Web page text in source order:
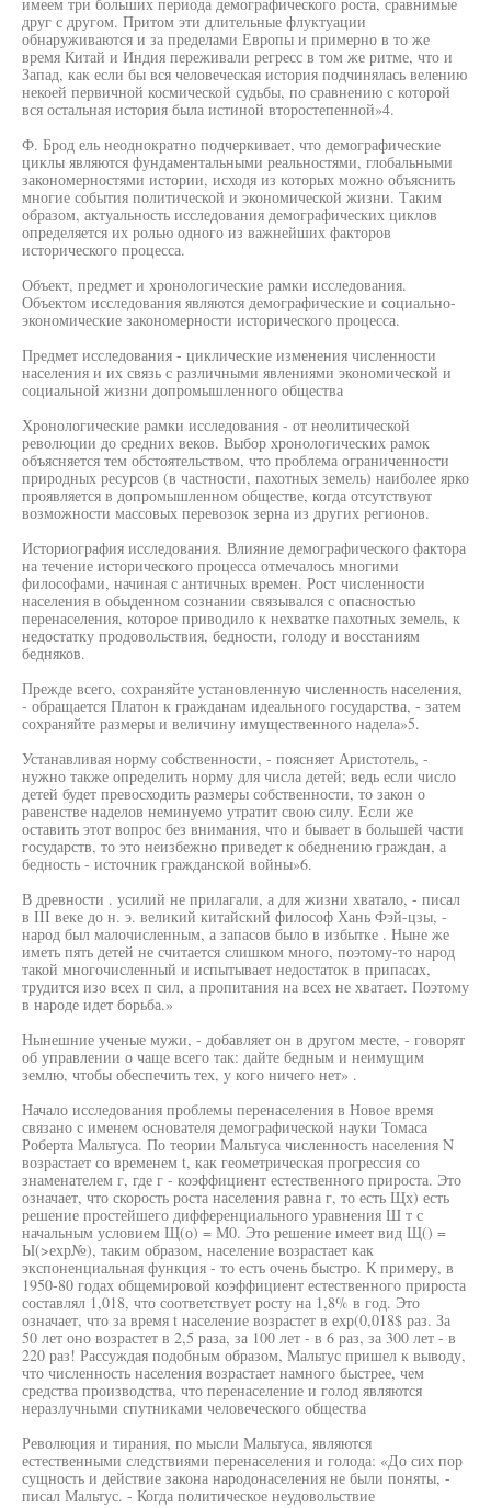
друг с другом. Притом эти длительные флуктуации
обнаруживаются и за пределами Европы и примерно в то же
время Китай и Индия переживали регресс в том же ритме, что и
Запад, как если бы вся человеческая история подчинялась велению
некоей первичной космической судьбы, по сравнению с которой
вся остальная история была истиной второстепенной»4.
Ф. Брод ель неоднократно подчеркивает, что демографические
циклы являются фундаментальными реальностями, глобальными
закономерностями истории, исходя из которых можно объяснить
многие события политической и экономической жизни. Таким
образом, актуальность исследования демографических циклов
определяется их ролью одного из важнейших факторов
исторического процесса.
Объект, предмет и хронологические рамки исследования.
Объектом исследования являются демографические и социально-
экономические закономерности исторического процесса.
Предмет исследования - циклические изменения численности
населения и их связь с различными явлениями экономической и
социальной жизни допромышленного общества
Хронологические рамки исследования - от неолитической
революции до средних веков. Выбор хронологических рамок
объясняется тем обстоятельством, что проблема ограниченности
природных ресурсов (в частности, пахотных земель) наиболее ярко
проявляется в допромышленном обществе, когда отсутствуют
возможности массовых перевозок зерна из других регионов.
Историография исследования. Влияние демографического фактора
на течение исторического процесса отмечалось многими
философами, начиная с античных времен. Рост численности
населения в обыденном сознании связывался с опасностью
перенаселения, которое приводило к нехватке пахотных земель, к
недостатку продовольствия, бедности, голоду и восстаниям
бедняков.
Прежде всего, сохраняйте установленную численность населения,
- обращается Платон к гражданам идеального государства, - затем
сохраняйте размеры и величину имущественного надела»5.
Устанавливая норму собственности, - поясняет Аристотель, -
нужно также определить норму для числа детей; ведь если число
детей будет превосходить размеры собственности, то закон о
равенстве наделов неминуемо утратит свою силу. Если же
оставить этот вопрос без внимания, что и бывает в большей части
государств, то это неизбежно приведет к обеднению граждан, а
бедность - источник гражданской войны»6.
В древности . усилий не прилагали, а для жизни хватало, - писал
в III веке до н. э. великий китайский философ Хань Фэй-цзы, -
народ был малочисленным, а запасов было в избытке . Ныне же
иметь пять детей не считается слишком много, поэтому-то народ
такой многочисленный и испытывает недостаток в припасах,
трудится изо всех п сил, а пропитания на всех не хватает. Поэтому
в народе идет борьба.»
Нынешние ученые мужи, - добавляет он в другом месте, - говорят
об управлении о чаще всего так: дайте бедным и неимущим
землю, чтобы обеспечить тех, у кого ничего нет» .
Начало исследования проблемы перенаселения в Новое время
связано с именем основателя демографической науки Томаса
Роберта Мальтуса. По теории Мальтуса численность населения N
возрастает со временем t, как геометрическая прогрессия со
знаменателем г, где г - коэффициент естественного прироста. Это
означает, что скорость роста населения равна г, то есть Щх) есть
решение простейшего дифференциального уравнения Ш т с
начальным условием Щ(о) = М0. Это решение имеет вид Щ() =
Ы(>ехр№), таким образом, население возрастает как
экспоненциальная функция - то есть очень быстро. К примеру, в
1950-80 годах общемировой коэффициент естественного прироста
составлял 1,018, что соответствует росту на 1,8% в год. Это
означает, что за время t население возрастет в ехр(0,018$ раз. За
50 лет оно возрастет в 2,5 раза, за 100 лет - в 6 раз, за 300 лет - в
220 раз! Рассуждая подобным образом, Мальтус пришел к выводу,
что численность населения возрастает намного быстрее, чем
средства производства, что перенаселение и голод являются
неразлучными спутниками человеческого общества
Революция и тирания, по мысли Мальтуса, являются
естественными следствиями перенаселения и голода: «До сих пор
сущность и действие закона народонаселения не были поняты, -
писал Мальтус. - Когда политическое неудовольствие